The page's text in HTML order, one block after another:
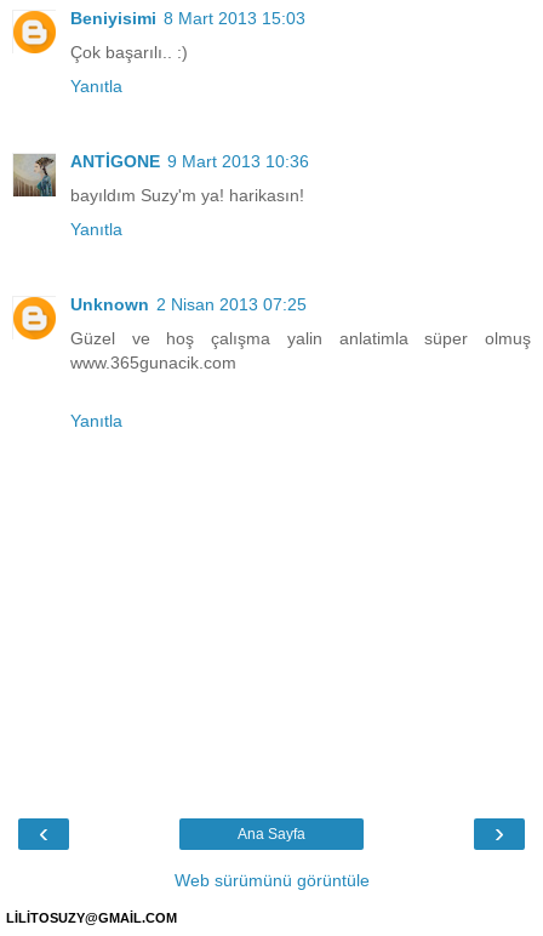
Beniyisimi 8 Mart 2013 15:03
Çok başarılı.. :)
Yanıtla
ANTİGONE 9 Mart 2013 10:36
bayıldım Suzy'm ya! harikasın!
Yanıtla
Unknown 2 Nisan 2013 07:25
Güzel ve hoş çalışma yalin anlatimla süper olmuş
www.365gunacik.com
Yanıtla
‹ ›
Ana Sayfa
Web sürümünü görüntüle
LİLİTOSUZY@GMAİL.COM